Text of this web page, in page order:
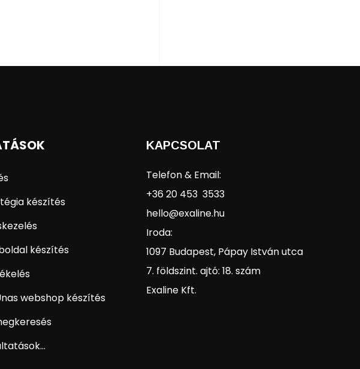
készítés
készítés
webshop készítés
KAPCSOLAT
Telefon & Email:
+36 20 453 3533
hello@exaline.hu
Iroda:
1097 Budapest, Pápay István utca
7. földszint. ajtó: 18. szám
Exaline Kft.